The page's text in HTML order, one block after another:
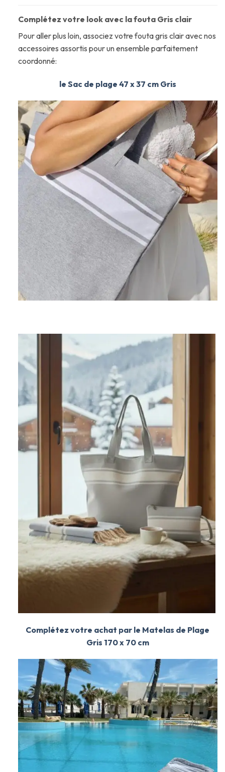
Complétez votre look avec la fouta Gris clair
Pour aller plus loin, associez votre fouta gris clair avec nos
accessoires assortis pour un ensemble parfaitement
coordonné:
le Sac de plage 47 x 37 cm Gris
Complétez votre achat par le Matelas de Plage
Gris 170 x 70 cm